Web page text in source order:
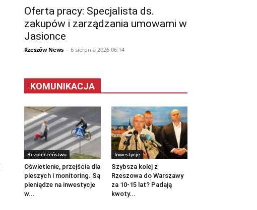
Oferta pracy: Specjalista ds.
zakupów i zarządzania umowami w
Jasionce
Rzeszów News - 6 sierpnia 2026 06:14
KOMUNIKACJA
Bezpieczeństwo
Oświetlenie, przejścia dla
pieszych i monitoring. Są
pieniądze na inwestycje
w...
Inwestycje
Szybsza kolej z
Rzeszowa do Warszawy
za 10-15 lat? Padają
kwoty...